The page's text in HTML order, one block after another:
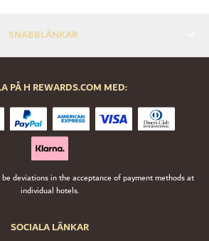
SNABBLÄNKAR
SOCIALA LÄNKAR
PÅ H REWARDS.COM MED:
deviations in the acceptance of payment methods at
individual hotels.